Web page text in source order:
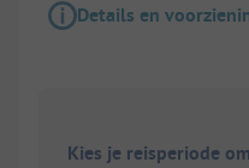
Details en
Kies je reisperiode